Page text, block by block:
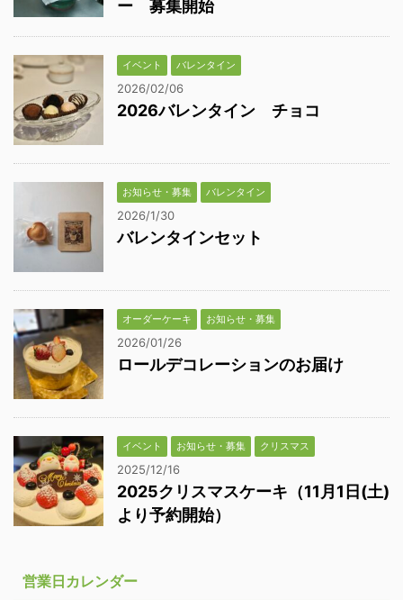
ー 募集開始
イベント バレンタイン
2026/02/06
2026バレンタイン チョコ
お知らせ・募集 バレンタイン
2026/1/30
バレンタインセット
オーダーケーキ お知らせ・募集
2026/01/26
ロールデコレーションのお届け
イベント お知らせ・募集 クリスマス
2025/12/16
2025クリスマスケーキ（11月1日(土)
より予約開始）
営業日カレンダー